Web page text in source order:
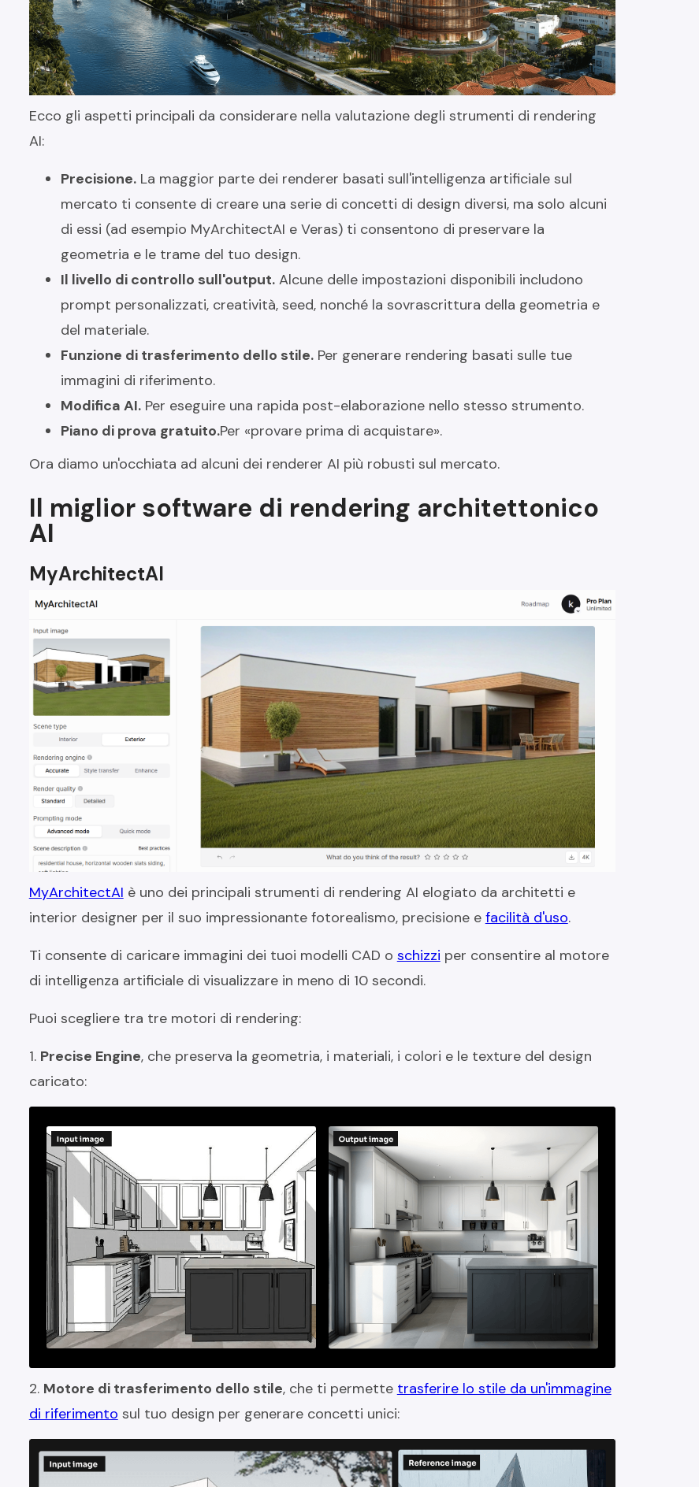
Ecco gli aspetti principali da considerare nella valutazione degli strumenti di rendering
AI:
Precisione.La maggior parte dei renderer basati sull'intelligenza artificiale sul
mercato ti consente di creare una serie di concetti di design diversi, ma solo alcuni
di essi (ad esempio MyArchitectAI e Veras) ti consentono di preservare la
geometria e le trame del tuo design.
Il livello di controllo sull'output.Alcune delle impostazioni disponibili includono
prompt personalizzati, creatività, seed, nonché la sovrascrittura della geometria e
del materiale.
Funzione di trasferimento dello stile.Per generare rendering basati sulle tue
immagini di riferimento.
Modifica AI.Per eseguire una rapida post-elaborazione nello stesso strumento.
Piano di prova gratuito.Per «provare prima di acquistare».
Ora diamo un'occhiata ad alcuni dei renderer AI più robusti sul mercato.
Il miglior software di rendering architettonico
AI
MyArchitectAI
MyArchitectAI è uno dei principali strumenti di rendering AI elogiato da architetti e
interior designer per il suo impressionante fotorealismo, precisione e facilità d'uso.
Ti consente di caricare immagini dei tuoi modelli CAD o schizzi per consentire al motore
di intelligenza artificiale di visualizzare in meno di 10 secondi.
Puoi scegliere tra tre motori di rendering:
1. Precise Engine, che preserva la geometria, i materiali, i colori e le texture del design
caricato:
2. Motore di trasferimento dello stile, che ti permette trasferire lo stile da un'immagine
di riferimento sul tuo design per generare concetti unici: